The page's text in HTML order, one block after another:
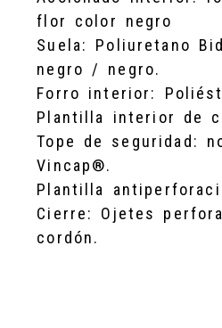
flor color negro
Suela: Poliuretano
negro / negro.
Forro interior:
Plantilla interior de
Tope de seguridad:
Vincap®.
Plantilla
Cierre: Ojetes
cordón.